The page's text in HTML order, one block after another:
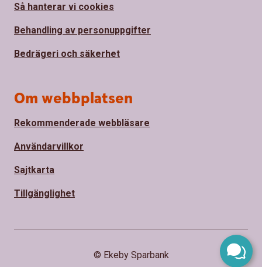
Så hanterar vi cookies
Behandling av personuppgifter
Bedrägeri och säkerhet
Om webbplatsen
Rekommenderade webbläsare
Användarvillkor
Sajtkarta
Tillgänglighet
© Ekeby Sparbank